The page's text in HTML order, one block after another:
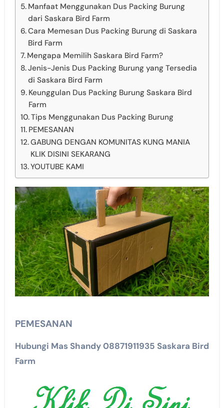
Manfaat Menggunakan Dus Packing Burung
dari Saskara Bird Farm
Cara Memesan Dus Packing Burung di Saskara
Bird Farm
Mengapa Memilih Saskara Bird Farm?
Jenis-Jenis Dus Packing Burung yang Tersedia
di Saskara Bird Farm
Keunggulan Dus Packing Burung Saskara Bird
Farm
Tips Menggunakan Dus Packing Burung
PEMESANAN
GABUNG DENGAN KOMUNITAS KUNG MANIA
KLIK DISINI SEKARANG
YOUTUBE KAMI
PEMESANAN
Hubungi Mas Shandy 08871911935 Saskara Bird
Farm